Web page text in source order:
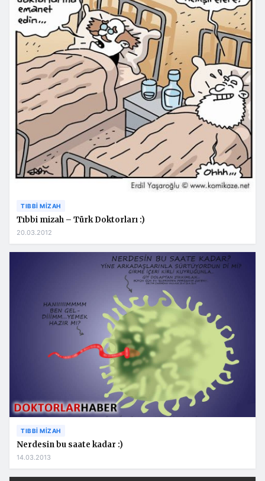
TIBBI MIZAH
Tıbbi mizah – Türk Doktorları :)
20.03.2012
TIBBI MIZAH
Nerdesin bu saate kadar :)
14.03.2013